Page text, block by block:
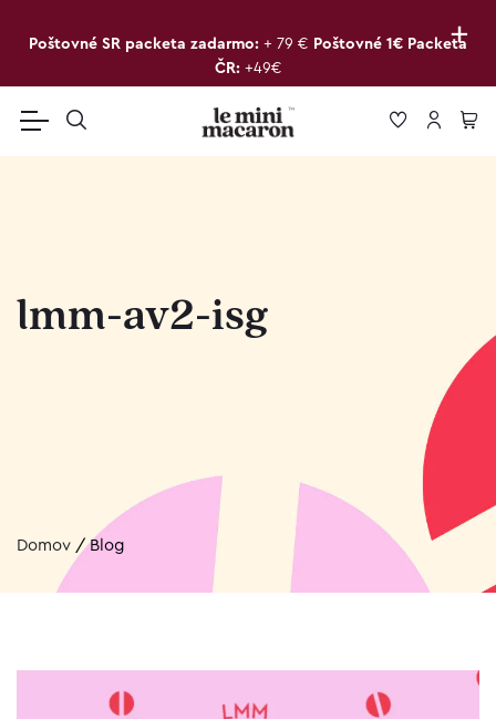
+
Poštovné SR packeta zadarmo: + 79 € Poštovné 1€ Packeta
ČR: +49€
lmm-av2-isg
Domov /Blog